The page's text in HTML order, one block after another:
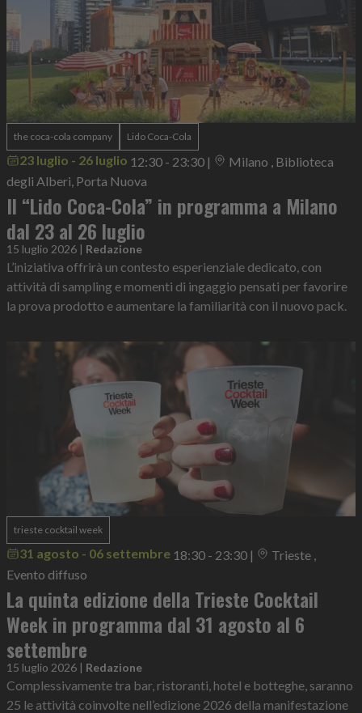
the coca-cola company Lido Coca-Cola
23 luglio - 26 luglio 12:30 - 23:30 |
Milano , Biblioteca
degli Alberi, Porta Nuova
Il “Lido Coca-Cola” in programma a Milano
dal 23 al 26 luglio
15 luglio 2026 | Redazione
L’iniziativa offrirà un contesto esperienziale dedicato, con
attività di sampling e momenti di ingaggio pensati per favorire
la prova prodotto e aumentare la familiarità con il nuovo pack.
trieste cocktail week
31 agosto - 06 settembre 18:30 - 23:30 |
Trieste ,
Evento diffuso
La quinta edizione della Trieste Cocktail
Week in programma dal 31 agosto al 6
settembre
15 luglio 2026 | Redazione
Complessivamente tra bar, ristoranti, hotel e botteghe, saranno
25 le attività coinvolte nell’edizione 2026 della manifestazione